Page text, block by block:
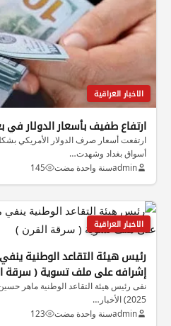
الاخبار العراقية
ارتفاع طفيف بأسعار الدولار في
ارتفعت أسعار صرف الدولار الأمريكي
أسواق بغداد وشهدت…
adminسنة واحدة مضت 145
الاخبار العراقية
رئيس هيئة التقاعد الوطنية ينفي
إشرافه على ملف تسوية ( سرقة
2025) الأخبار…
adminسنة واحدة مضت 123